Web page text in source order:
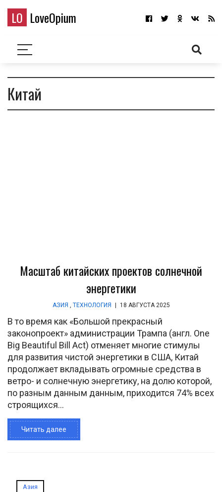
LO LoveOpium
Китай
Масштаб китайских проектов солнечной
энергетики
АЗИЯ ТЕХНОЛОГИЯ | 18 АВГУСТА 2025
В то время как «Большой прекрасный
законопроект» администрации Трампа (англ. One
Big Beautiful Bill Act) отменяет многие стимулы
для развития чистой энергетики в США, Китай
продолжает вкладывать огромные средства в
ветро- и солнечную энергетику, на долю которой,
по разным данным данным, приходится 74% всех
строящихся...
Читать далее
Азия